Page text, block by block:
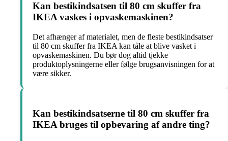
Kan bestikindsatsen til 80 cm skuffer fra
IKEA vaskes i opvaskemaskinen?
Det afhænger af materialet, men de fleste bestikindsatser
til 80 cm skuffer fra IKEA kan tåle at blive vasket i
opvaskemaskinen. Du bør dog altid tjekke
produktoplysningerne eller følge brugsanvisningen for at
være sikker.
Kan bestikindsatserne til 80 cm skuffer fra
IKEA bruges til opbevaring af andre ting?